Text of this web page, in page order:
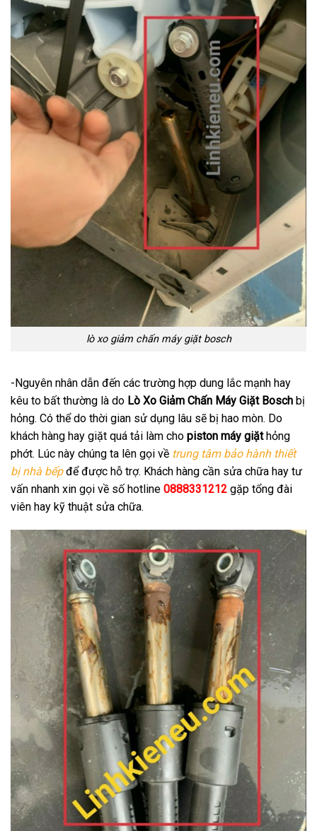
lò xo giảm chấn máy giặt bosch
-Nguyên nhân dẫn đến các trường hợp dung lắc mạnh hay
kêu to bất thường là do Lò Xo Giảm Chấn Máy Giặt Bosch bị
hỏng. Có thể do thời gian sử dụng lâu sẽ bị hao mòn. Do
khách hàng hay giặt quá tải làm cho piston máy giặthỏng
phớt. Lúc này chúng ta lên gọi về trung tâm bảo hành thiết
bị nhà bếpđể được hỗ trợ. Khách hàng cần sửa chữa hay tư
vấn nhanh xin gọi về số hotline 0888331212 gặp tổng đài
viên hay kỹ thuật sửa chữa.